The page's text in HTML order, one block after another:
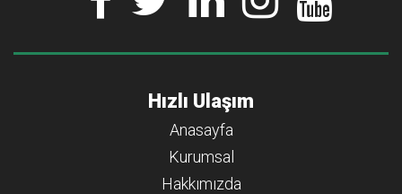
Hızlı Ulaşım
Anasayfa
Kurumsal
Hakkımızda